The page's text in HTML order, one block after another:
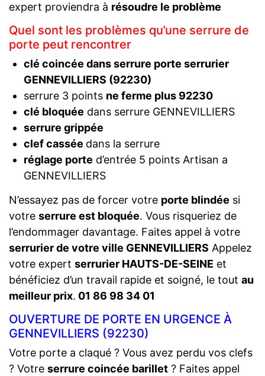
expert proviendra à résoudre le problème
Quel sont les problèmes qu’une serrure de
porte peut rencontrer
clé coincée dans serrure porte serrurier
GENNEVILLIERS (92230)
serrure 3 points ne ferme plus 92230
clé bloquée dans serrure GENNEVILLIERS
serrure grippée
clef cassée dans la serrure
réglage porte d’entrée 5 points Artisan a
GENNEVILLIERS
N’essayez pas de forcer votre porte blindée si
votre serrure est bloquée. Vous risqueriez de
l’endommager davantage. Faites appel à votre
serrurier de votre ville GENNEVILLIERS Appelez
votre expert serrurier HAUTS-DE-SEINE et
bénéficiez d’un travail rapide et soigné, le tout au
meilleur prix. 01 86 98 34 01
OUVERTURE DE PORTE EN URGENCE À
GENNEVILLIERS (92230)
Votre porte a claqué ? Vous avez perdu vos clefs
? Votre serrure coincée barillet ? Faites appel